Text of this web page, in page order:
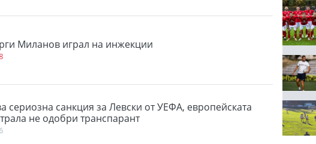
Миланов играл на инжекции
сериозна санкция за Левски от УЕФА, европейската
не одобри транспарант